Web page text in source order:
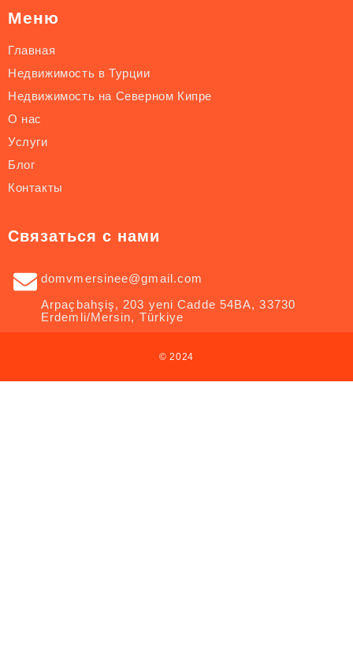
Меню
Главная
Недвижимость в Турции
Недвижимость на Северном Кипре
О нас
Услуги
Блог
Контакты
Связаться с нами
domvmersinee@gmail.com
Arpaçbahşiş, 203 yeni Cadde 54BA, 33730
Erdemli/Mersin, Türkiye
© 2024